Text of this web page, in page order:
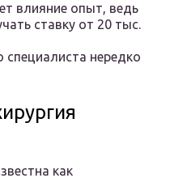
влияние опыт, ведь
ставку от 20 тыс.
нередко
как